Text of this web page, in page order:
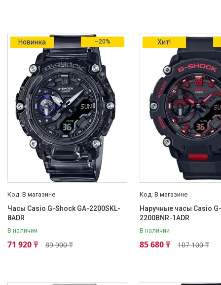
Цвет циферблата
Золотистый 1
Черный 1
Браслет/Ремешок
Каучуковый 7
Полимерный 3
Цвет браслета/ремешка
Черный 5
Дополнительные функции
Включение/выключение звука
будильника (snooze)
Будильник 18
Новинка –20%
В магазине
Часы Casio G-Shock GA-2200SKL-
8ADR
В наличии
89 900 ₸
71 920 ₸
Хит!
В магазине
Наручные часы Casio
2200BNR-1ADR
В наличии
107 100 ₸
85 680 ₸